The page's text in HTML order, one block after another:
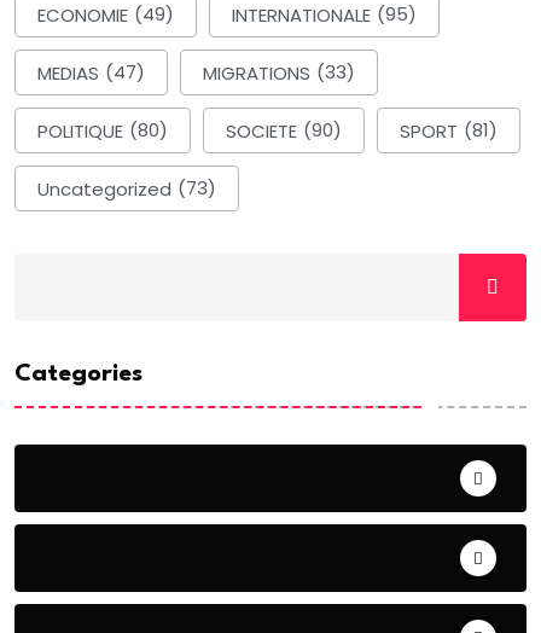
ECONOMIE (49) INTERNATIONALE (95)
MEDIAS (47) MIGRATIONS (33)
POLITIQUE (80) SOCIETE (90) SPORT (81)
Uncategorized (73)
Categories